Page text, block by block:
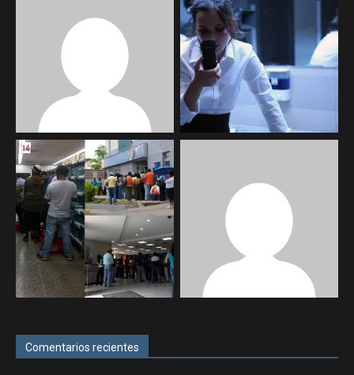
Comentarios recientes